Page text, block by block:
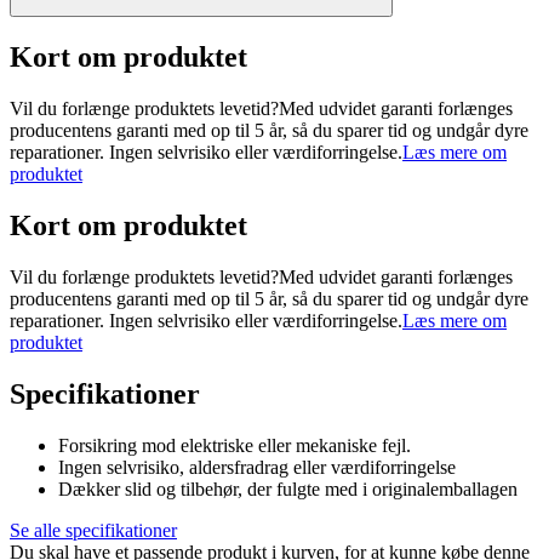
Kort om produktet
Vil du forlænge produktets levetid?Med udvidet garanti forlænges
producentens garanti med op til 5 år, så du sparer tid og undgår dyre
reparationer. Ingen selvrisiko eller værdiforringelse.Læs mere om
produktet
Kort om produktet
Vil du forlænge produktets levetid?Med udvidet garanti forlænges
producentens garanti med op til 5 år, så du sparer tid og undgår dyre
reparationer. Ingen selvrisiko eller værdiforringelse.Læs mere om
produktet
Specifikationer
Forsikring mod elektriske eller mekaniske fejl.
Ingen selvrisiko, aldersfradrag eller værdiforringelse
Dækker slid og tilbehør, der fulgte med i originalemballagen
Se alle specifikationer
Du skal have et passende produkt i kurven, for at kunne købe denne